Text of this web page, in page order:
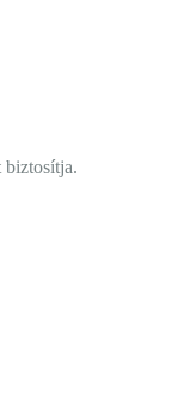
biztosítja.